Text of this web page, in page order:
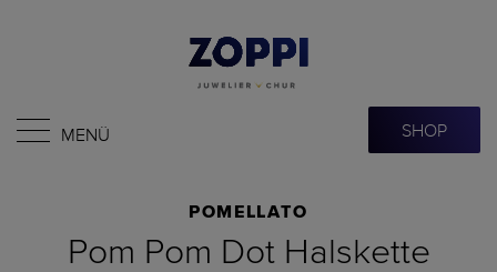
MENÜ SHOP
POMELLATO
Pom Pom Dot Halskette